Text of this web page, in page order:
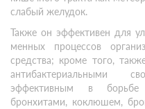
слабый желудок.
Также он эффективен для
менных процессов
средства; кроме того,
антибактериальными
эффективным в
бронхитами, коклюшем,